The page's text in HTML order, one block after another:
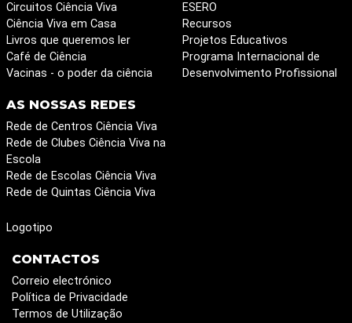
Circuitos Ciência Viva
Ciência Viva em Casa
Livros que queremos ler
Café de Ciência
Vacinas - o poder da ciência
ESERO
Recursos
Projetos Educativos
Programa Internacional de
Desenvolvimento Profissional
AS NOSSAS REDES
Rede de Centros Ciência Viva
Rede de Clubes Ciência Viva na
Escola
Rede de Escolas Ciência Viva
Rede de Quintas Ciência Viva
Logotipo
CONTACTOS
Correio electrónico
Política de Privacidade
Termos de Utilização